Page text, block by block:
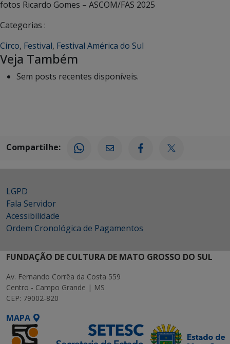
fotos Ricardo Gomes – ASCOM/FAS 2025
Categorias :
Circo, Festival, Festival América do Sul
Veja Também
Sem posts recentes disponíveis.
Compartilhe:
LGPD
Fala Servidor
Acessibilidade
Ordem Cronológica de Pagamentos
FUNDAÇÃO DE CULTURA DE MATO GROSSO DO SUL
Av. Fernando Corrêa da Costa 559
Centro - Campo Grande | MS
CEP: 79002-820
MAPA